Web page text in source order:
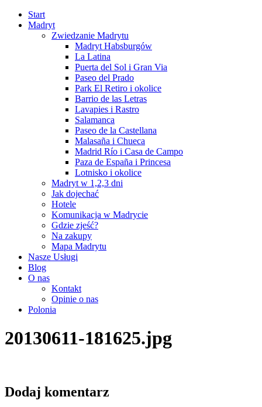
Start
Madryt
Zwiedzanie Madrytu
Madryt Habsburgów
La Latina
Puerta del Sol i Gran Via
Paseo del Prado
Park El Retiro i okolice
Barrio de las Letras
Lavapies i Rastro
Salamanca
Paseo de la Castellana
Malasaña i Chueca
Madrid Río i Casa de Campo
Paza de España i Princesa
Lotnisko i okolice
Madryt w 1,2,3 dni
Jak dojechać
Hotele
Komunikacja w Madrycie
Gdzie zjeść?
Na zakupy
Mapa Madrytu
Nasze Usługi
Blog
O nas
Kontakt
Opinie o nas
Polonia
20130611-181625.jpg
Dodaj komentarz